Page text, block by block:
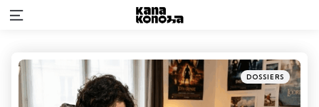
Menu
Categories
Posted
in
DOSSIERS